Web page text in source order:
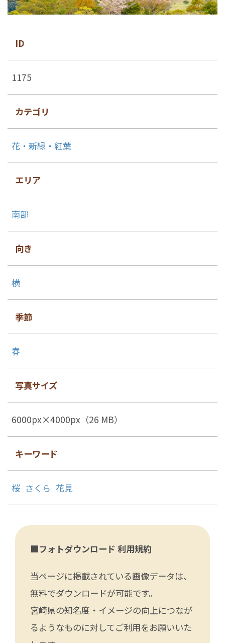
ID
1175
カテゴリ
花・新緑・紅葉
エリア
南部
向き
横
季節
春
写真サイズ
6000px×4000px（26 MB）
キーワード
桜 さくら 花見
■フォトダウンロード 利用規約
当ページに掲載されている画像データは、
無料でダウンロードが可能です。
宮崎県の知名度・イメージの向上につなが
るようなものに対してご利用をお願いいた